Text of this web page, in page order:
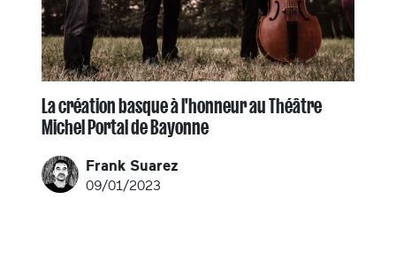
La création basque à l'honneur au Théâtre
Michel Portal de Bayonne
Frank Suarez
09/01/2023